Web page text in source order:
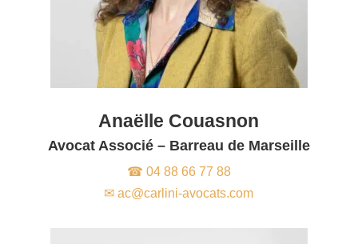
Anaëlle Couasnon
Avocat Associé – Barreau de Marseille
☎ 04 88 66 77 88
✉ ac@carlini-avocats.com